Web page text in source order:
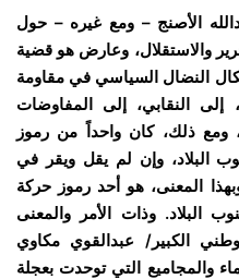
الأصنج – ومع غيره – حول
والاستقلال، وعارض هو قضية
النضال السياسي في مقاومة
النقابي، إلى المفاوضات
ومع ذلك، كان واحداً من رموز
البلاد، وإن لم يقل ويقر في
المعنى، هو أحد رموز حركة
البلاد. وذات الأمر والمعنى
الكبير/ عبدالقوي مكاوي
والمجاميع التي توحدت بعجلة